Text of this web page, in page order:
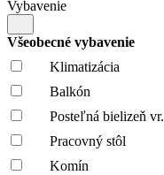
Vybavenie
Všeobecné vybavenie
Klimatizácia
Balkón
Posteľná bielizeň vr.
Pracovný stôl
Komín